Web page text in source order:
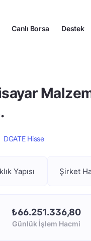
Canlı Borsa Destek
DGATE Hisse
Yapısı Şirket
₺66.251.336,80
Günlük İşlem Hacmi